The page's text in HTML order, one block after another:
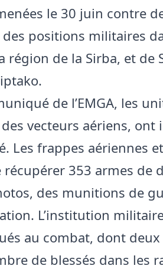
le 30 juin contre
positions militaires
région de la Sirba, et de
de l’EMGA, les
vecteurs aériens,
Les frappes aériennes
353 armes de
des munitions de
L’institution
au combat, dont deux
de blessés dans les